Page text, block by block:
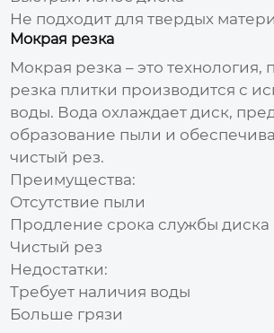
Не подходит для твердых
Мокрая резка
Мокрая резка – это технология,
резка плитки производится с
воды. Вода охлаждает диск,
образование пыли и
чистый рез.
Преимущества:
Отсутствие пыли
Продление срока службы диска
Чистый рез
Недостатки:
Требует наличия воды
Больше грязи